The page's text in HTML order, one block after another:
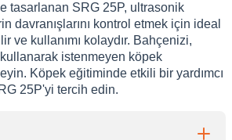
tasarlanan SRG 25P, ultrasonik
davranışlarını kontrol etmek için ideal
ve kullanımı kolaydır. Bahçenizi,
istenmeyen köpek
Köpek eğitiminde etkili bir yardımcı
25P'yi tercih edin.